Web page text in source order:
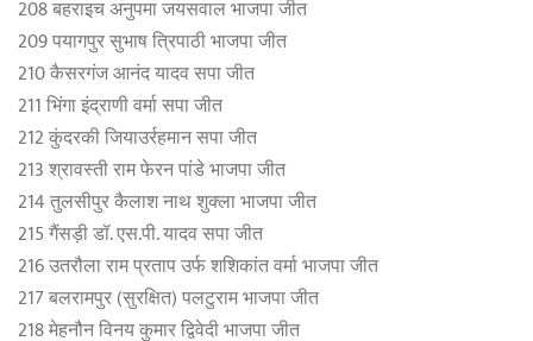
208 बहराइच अनुपमा जयसवाल भाजपा जीत
209 पयागपुर सुभाष त्रिपाठी भाजपा जीत
210 कैसरगंज आनंद यादव सपा जीत
211 भिंगा इंद्राणी वर्मा सपा जीत
212 कुंदरकी जियाउर्रहमान सपा जीत
213 श्रावस्ती राम फेरन पांडे भाजपा जीत
214 तुलसीपुर कैलाश नाथ शुक्ला भाजपा जीत
215 गैंसड़ी डॉ. एस.पी. यादव सपा जीत
216 उतरौला राम प्रताप उर्फ ​​शशिकांत वर्मा भाजपा जीत
217 बलरामपुर (सुरक्षित) पलटुराम भाजपा जीत
218 मेहनौन विनय कुमार द्विवेदी भाजपा जीत